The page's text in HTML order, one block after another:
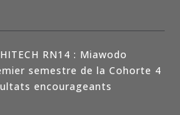
RN14 : Miawodo
semestre de la Cohorte 4
encourageants